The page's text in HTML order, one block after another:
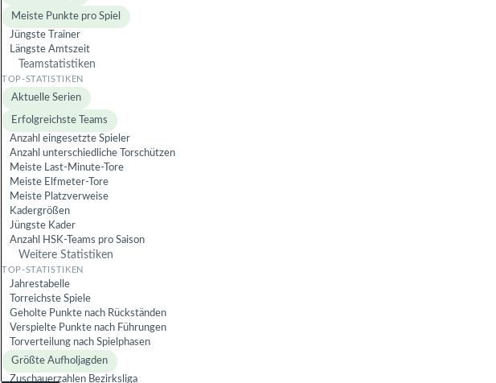
Meiste Punkte pro Spiel
Jüngste Trainer
Längste Amtszeit
Teamstatistiken
Aktuelle Serien
Erfolgreichste Teams
Anzahl eingesetzte Spieler
Anzahl unterschiedliche Torschützen
Meiste Last-Minute-Tore
Meiste Elfmeter-Tore
Meiste Platzverweise
Kadergrößen
Jüngste Kader
Anzahl HSK-Teams pro Saison
Weitere Statistiken
Jahrestabelle
Torreichste Spiele
Geholte Punkte nach Rückständen
Verspielte Punkte nach Führungen
Torverteilung nach Spielphasen
Größte Aufholjagden
Zuschauerzahlen Bezirksliga